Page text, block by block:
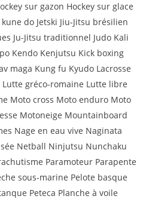
sur gazon Hockey sur glace
do Jetski Jiu-Jitsu brésilien
Ju-Jitsu traditionnel Judo Kali
Kendo Kenjutsu Kick boxing
maga Kung fu Kyudo Lacrosse
gréco-romaine Lutte libre
Moto cross Moto enduro Moto
Motoneige Mountainboard
Nage en eau vive Naginata
Netball Ninjutsu Nunchaku
Paramoteur Parapente
sous-marine Pelote basque
Peteca Planche à voile